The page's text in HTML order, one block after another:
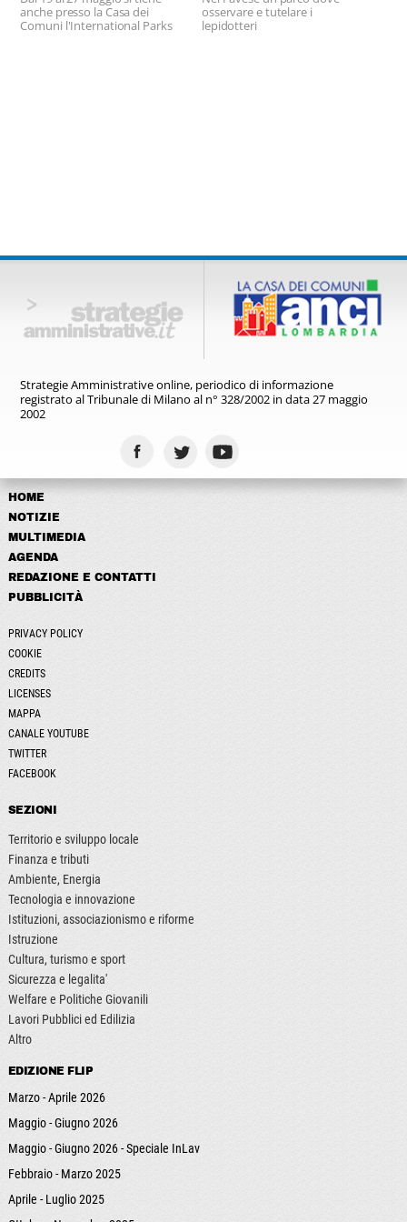
anche presso la Casa dei
Comuni l'International Parks
osservare e tutelare i
lepidotteri
Strategie Amministrative online, periodico di informazione
registratoal Tribunale di Milano al n° 328/2002 in data 27 maggio
2002
HOME
NOTIZIE
MULTIMEDIA
AGENDA
REDAZIONE E CONTATTI
PUBBLICITÀ
PRIVACY POLICY
COOKIE
CREDITS
LICENSES
MAPPA
CANALE YOUTUBE
TWITTER
FACEBOOK
SEZIONI
Territorio e sviluppo locale
Finanza e tributi
Ambiente, Energia
Tecnologia e innovazione
Istituzioni, associazionismo e riforme
Istruzione
Cultura, turismo e sport
Sicurezza e legalita'
Welfare e Politiche Giovanili
Lavori Pubblici ed Edilizia
Altro
EDIZIONE FLIP
Marzo - Aprile 2026
Maggio - Giugno 2026
Maggio - Giugno 2026 - Speciale InLav
Febbraio - Marzo 2025
Aprile - Luglio 2025